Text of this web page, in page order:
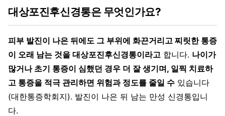
대상포진후신경통은 무엇인가요?
피부 발진이 나은 뒤에도 그 부위에 화끈거리고 찌릿한 통증
이 오래 남는 것을 대상포진후신경통이라고 합니다. 나이가
많거나 초기 통증이 심했던 경우 더 잘 생기며, 일찍 치료하
고 통증을 적극 관리하면 위험과 정도를 줄일 수 있습니다
(대한통증학회지). 발진이 나은 뒤 남는 만성 신경통입니
다.